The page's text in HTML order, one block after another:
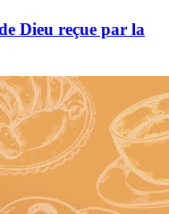
Dieu reçue par la